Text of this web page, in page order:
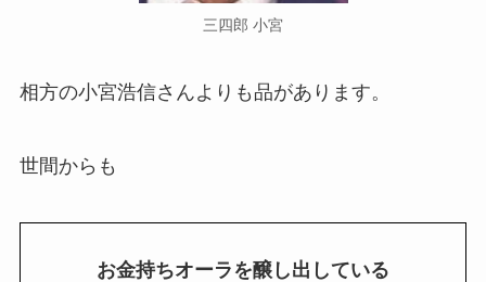
三四郎 小宮
相方の小宮浩信さんよりも品があります。
世間からも
お金持ちオーラを醸し出している